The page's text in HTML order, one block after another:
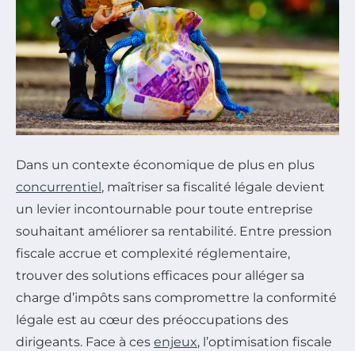
Dans un contexte économique de plus en plus
concurrentiel , maîtriser sa fiscalité légale devient
un levier incontournable pour toute entreprise
souhaitant améliorer sa rentabilité. Entre pression
fiscale accrue et complexité réglementaire,
trouver des solutions efficaces pour alléger sa
charge d’impôts sans compromettre la conformité
légale est au cœur des préoccupations des
dirigeants. Face à ces enjeux, l’optimisation fiscale